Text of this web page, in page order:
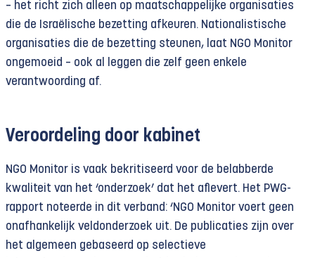
– het richt zich alleen op maatschappelijke organisaties
die de Israëlische bezetting afkeuren. Nationalistische
organisaties die de bezetting steunen, laat NGO Monitor
ongemoeid – ook al leggen die zelf geen enkele
verantwoording af.
Veroordeling door kabinet
NGO Monitor is vaak bekritiseerd voor de belabberde
kwaliteit van het ‘onderzoek’ dat het aflevert. Het PWG-
rapport noteerde in dit verband: ‘NGO Monitor voert geen
onafhankelijk veldonderzoek uit. De publicaties zijn over
het algemeen gebaseerd op selectieve